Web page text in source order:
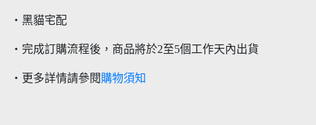
・黑貓宅配
・完成訂購流程後，商品將於2至5個工作天內出貨
・更多詳情請參閱購物須知